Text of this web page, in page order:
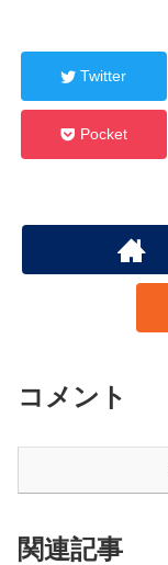
Twitter
Pocket
コメント
関連記事